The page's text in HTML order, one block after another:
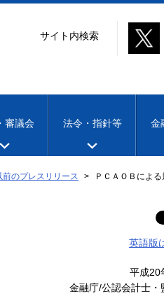
サイト内検索
審議会 法令・指針等 金
のプレスリリース
ＰＣＡＯＢによ
英語版
平成20
金融庁/公認会計士・